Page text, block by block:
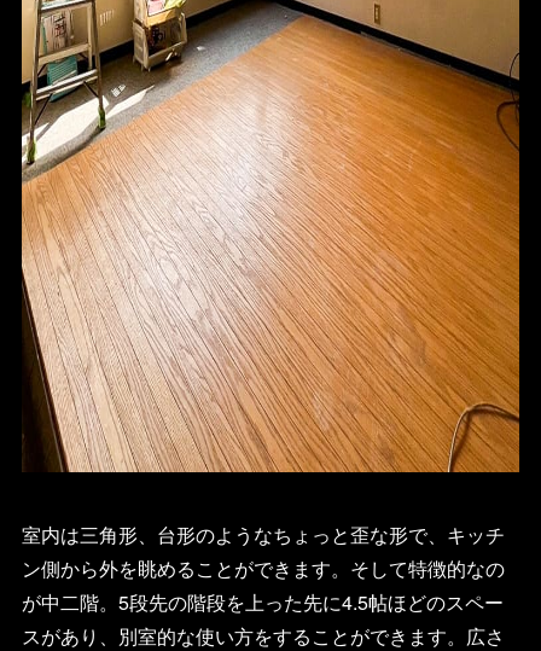
室内は三角形、台形のようなちょっと歪な形で、キッチ
ン側から外を眺めることができます。そして特徴的なの
が中二階。5段先の階段を上った先に4.5帖ほどのスペー
スがあり、別室的な使い方をすることができます。広さ